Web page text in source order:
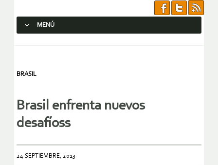
MENÚ
BRASIL
Brasil enfrenta nuevos
desafíoss
24 SEPTIEMBRE, 2013